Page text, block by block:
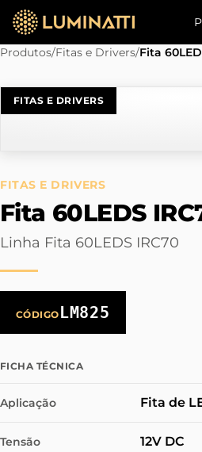
Produtos/Fitas e Drivers/Fita
FITAS E DRIVERS
FITAS E DRIVERS
Fita 60LEDS
Linha Fita 60LEDS IRC70
CÓDIGO LM825
FICHA TÉCNICA
Aplicação Fita de
Tensão 12V DC